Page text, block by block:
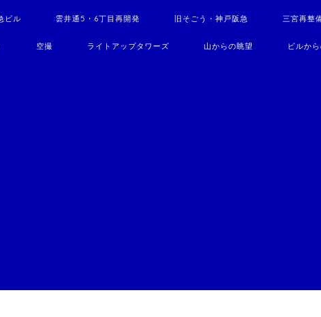
ビル 雲井通5・6丁目再開発 旧そごう・神戸阪急 三宮再整
空撮 ライトアップタワーズ 山からの眺望 ビルか